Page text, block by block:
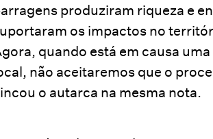
produziram riqueza e
os impactos no
quando está em causa
não aceitaremos que o
o autarca na mesma nota.